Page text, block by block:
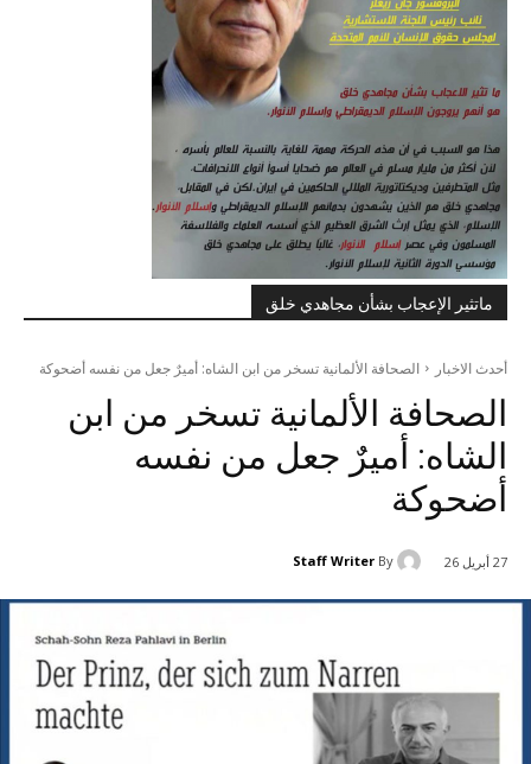
ماتثير الإعجاب بشأن مجاهدي خلق
أحدث الاخبار الصحافة الألمانية تسخر من ابن الشاه: أميرٌ جعل من نفسه أضحوكة
الصحافة الألمانية تسخر من ابن
الشاه: أميرٌ جعل من نفسه
أضحوكة
27 أبريل 26 By
Staff Writer